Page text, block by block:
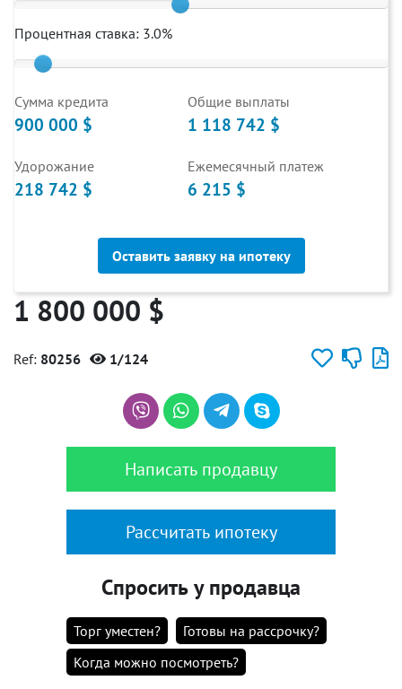
Процентная ставка: 3.0%
Cумма кредита
900 000 $
Общие выплаты
1 118 742 $
Удорожание
218 742 $
Ежемесячный платеж
6 215 $
Оставить заявку на ипотеку
1 800 000 $
Ref: 80256 1/124
Написать продавцу
Рассчитать ипотеку
Спросить у продавца
Торг уместен?
Готовы на рассрочку?
Когда можно посмотреть?